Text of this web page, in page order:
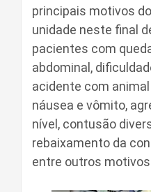
principais motivos
unidade neste final
pacientes com
abdominal,
acidente com
náusea e vômito,
nível, contusão
rebaixamento da
entre outros